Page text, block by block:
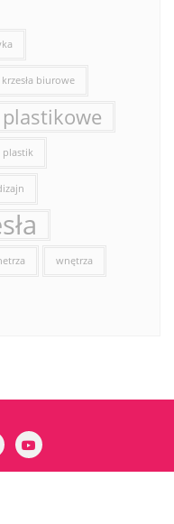
krzesła biurowe
plastikowe
plastik
wnętrza